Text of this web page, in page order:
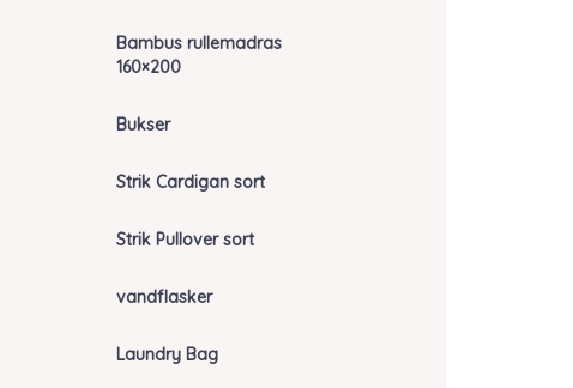
Bambus rullemadras
160×200
Bukser
Strik Cardigan sort
Strik Pullover sort
vandflasker
Laundry Bag